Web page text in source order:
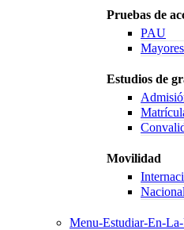
Pruebas de
PAU
Estudios de
Movilidad
Menu-Estudiar-En-